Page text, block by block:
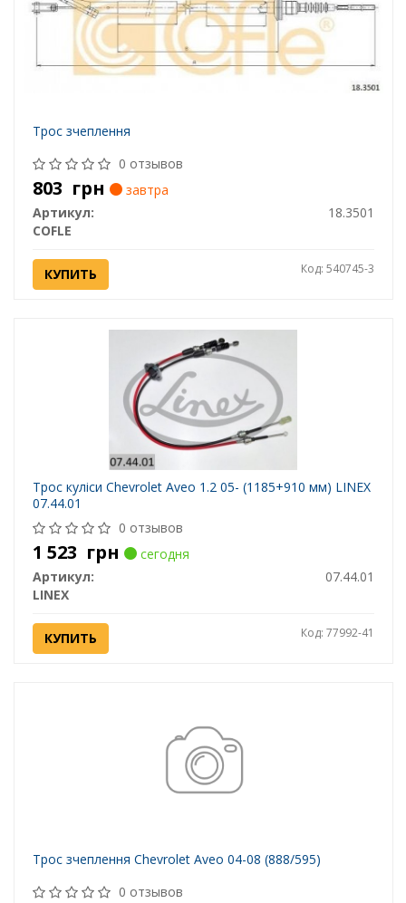
Трос зчеплення
0 отзывов
803 грн
завтра
Артикул:
18.3501
COFLE
КУПИТЬ Код: 540745-3
Трос куліси Chevrolet Aveo 1.2 05- (1185+910 мм) LINEX
07.44.01
0 отзывов
1 523 грн
сегодня
Артикул:
07.44.01
LINEX
КУПИТЬ Код: 77992-41
Трос зчеплення Chevrolet Aveo 04-08 (888/595)
0 отзывов